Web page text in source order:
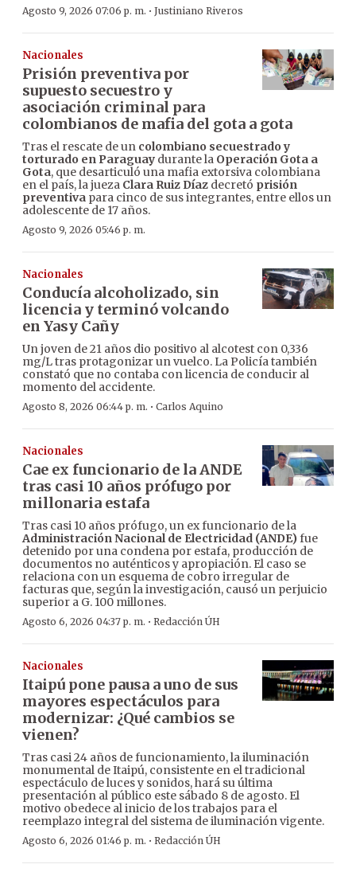
Agosto 9, 2026 07:06 p. m. · Justiniano Riveros
Nacionales
Prisión preventiva por
supuesto secuestro y
asociación criminal para
colombianos de mafia del gota a gota
Tras el rescate de un colombiano secuestrado y
torturado en Paraguay durante la Operación Gota a
Gota, que desarticuló una mafia extorsiva colombiana
en el país, la jueza Clara Ruiz Díaz decretó prisión
preventiva para cinco de sus integrantes, entre ellos un
adolescente de 17 años.
Agosto 9, 2026 05:46 p. m.
Nacionales
Conducía alcoholizado, sin
licencia y terminó volcando
en Yasy Cañy
Un joven de 21 años dio positivo al alcotest con 0,336
mg/L tras protagonizar un vuelco. La Policía también
constató que no contaba con licencia de conducir al
momento del accidente.
Agosto 8, 2026 06:44 p. m. · Carlos Aquino
Nacionales
Cae ex funcionario de la ANDE
tras casi 10 años prófugo por
millonaria estafa
Tras casi 10 años prófugo, un ex funcionario de la
Administración Nacional de Electricidad (ANDE)fue
detenido por una condena por estafa, producción de
documentos no auténticos y apropiación. El caso se
relaciona con un esquema de cobro irregular de
facturas que, según la investigación, causó un perjuicio
superior a G. 100 millones.
Agosto 6, 2026 04:37 p. m. · Redacción ÚH
Nacionales
Itaipú pone pausa a uno de sus
mayores espectáculos para
modernizar: ¿Qué cambios se
vienen?
Tras casi 24 años de funcionamiento, la iluminación
monumental de Itaipú, consistente en el tradicional
espectáculo de luces y sonidos, hará su última
presentación al público este sábado 8 de agosto. El
motivo obedece al inicio de los trabajos para el
reemplazo integral del sistema de iluminación vigente.
Agosto 6, 2026 01:46 p. m. · Redacción ÚH